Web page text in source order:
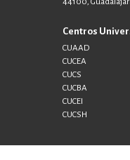
44100,
Centros
CUAAD
CUCEA
CUCS
CUCBA
CUCEI
CUCSH